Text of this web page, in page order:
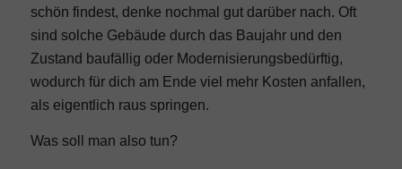
schön findest, denke nochmal gut darüber nach. Oft
sind solche Gebäude durch das Baujahr und den
Zustand baufällig oder Modernisierungsbedürftig,
wodurch für dich am Ende viel mehr Kosten anfallen,
als eigentlich raus springen.
Was soll man also tun?